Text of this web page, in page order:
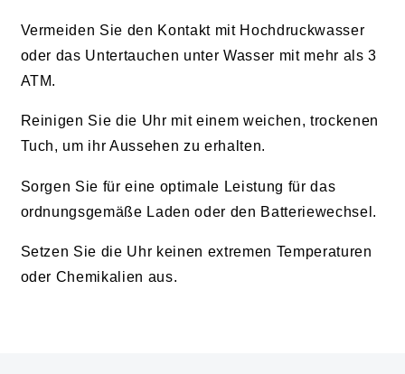
Vermeiden Sie den Kontakt mit Hochdruckwasser
oder das Untertauchen unter Wasser mit mehr als 3
ATM.
Reinigen Sie die Uhr mit einem weichen, trockenen
Tuch, um ihr Aussehen zu erhalten.
Sorgen Sie für eine optimale Leistung für das
ordnungsgemäße Laden oder den Batteriewechsel.
Setzen Sie die Uhr keinen extremen Temperaturen
oder Chemikalien aus.